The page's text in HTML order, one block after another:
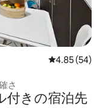
レビュー54
4.85 (54)
さ
付きの宿泊先